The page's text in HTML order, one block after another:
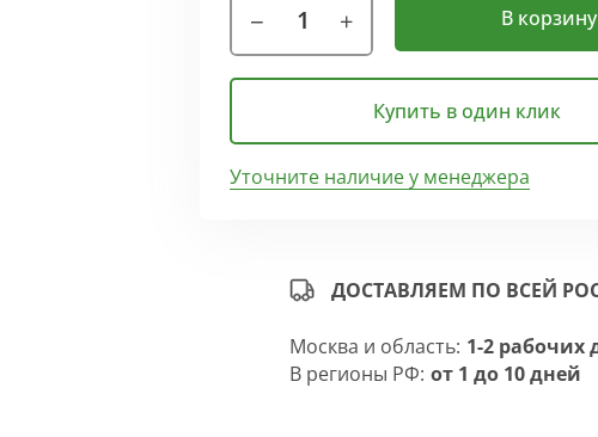
В корзину
Купить в один клик
Уточните наличие у менеджера
ДОСТАВЛЯЕМ ПО ВСЕЙ
Москва и область: 1-2 рабочих
В регионы РФ: от 1 до 10 дней